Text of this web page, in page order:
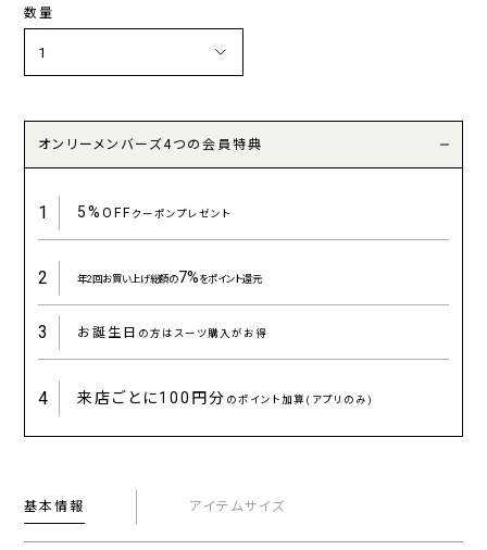
数量
オンリーメンバーズ4つの会員特典
1 5%OFFクーポンプレゼント
2 年2回お買い上げ総額の7%をポイント還元
3 お誕生日 の方はスーツ購入がお得
4 来店ごとに100円分 のポイント加算(アプリのみ)
基本情報 アイテムサイズ